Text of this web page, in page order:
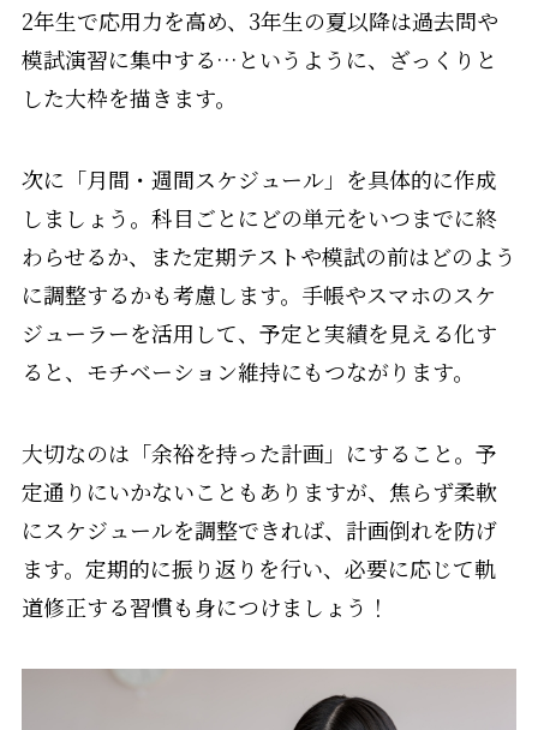
2年生で応用力を高め、3年生の夏以降は過去問や
模試演習に集中する…というように、ざっくりと
した大枠を描きます。
次に「月間・週間スケジュール」を具体的に作成
しましょう。科目ごとにどの単元をいつまでに終
わらせるか、また定期テストや模試の前はどのよう
に調整するかも考慮します。手帳やスマホのスケ
ジューラーを活用して、予定と実績を見える化す
ると、モチベーション維持にもつながります。
大切なのは「余裕を持った計画」にすること。予
定通りにいかないこともありますが、焦らず柔軟
にスケジュールを調整できれば、計画倒れを防げ
ます。定期的に振り返りを行い、必要に応じて軌
道修正する習慣も身につけましょう！